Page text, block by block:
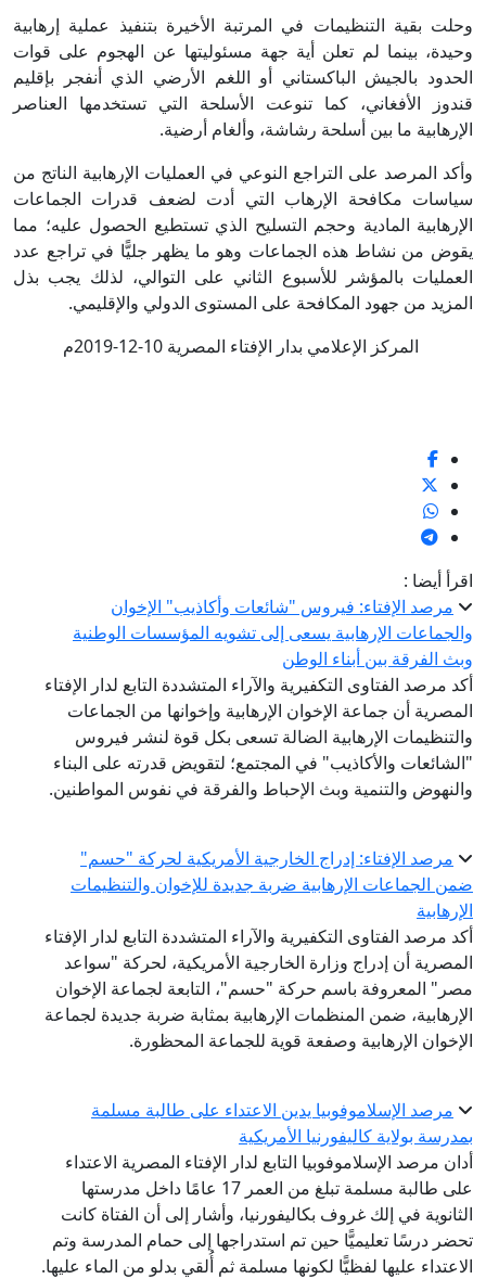
وحلت بقية التنظيمات في المرتبة الأخيرة بتنفيذ عملية إرهابية
وحيدة، بينما لم تعلن أية جهة مسئوليتها عن الهجوم على قوات
الحدود بالجيش الباكستاني أو اللغم الأرضي الذي أنفجر بإقليم
قندوز الأفغاني، كما تنوعت الأسلحة التي تستخدمها العناصر
الإرهابية ما بين أسلحة رشاشة، وألغام أرضية.
وأكد المرصد على التراجع النوعي في العمليات الإرهابية الناتج من
سياسات مكافحة الإرهاب التي أدت لضعف قدرات الجماعات
الإرهابية المادية وحجم التسليح الذي تستطيع الحصول عليه؛ مما
يقوض من نشاط هذه الجماعات وهو ما يظهر جليًّا في تراجع عدد
العمليات بالمؤشر للأسبوع الثاني على التوالي، لذلك يجب بذل
المزيد من جهود المكافحة على المستوى الدولي والإقليمي.
المركز الإعلامي بدار الإفتاء المصرية 10-12-2019م
اقرأ أيضا :
مرصد الإفتاء: فيروس "شائعات وأكاذيب" الإخوان
والجماعات الإرهابية يسعى إلى تشويه المؤسسات الوطنية
وبث الفرقة بين أبناء الوطن
أكد مرصد الفتاوى التكفيرية والآراء المتشددة التابع لدار الإفتاء
المصرية أن جماعة الإخوان الإرهابية وإخوانها من الجماعات
والتنظيمات الإرهابية الضالة تسعى بكل قوة لنشر فيروس
"الشائعات والأكاذيب" في المجتمع؛ لتقويض قدرته على البناء
والنهوض والتنمية وبث الإحباط والفرقة في نفوس المواطنين.
مرصد الإفتاء: إدراج الخارجية الأمريكية لحركة "حسم"
ضمن الجماعات الإرهابية ضربة جديدة للإخوان والتنظيمات
الإرهابية
أكد مرصد الفتاوى التكفيرية والآراء المتشددة التابع لدار الإفتاء
المصرية أن إدراج وزارة الخارجية الأمريكية، لحركة "سواعد
مصر" المعروفة باسم حركة "حسم"، التابعة لجماعة الإخوان
الإرهابية، ضمن المنظمات الإرهابية بمثابة ضربة جديدة لجماعة
الإخوان الإرهابية وصفعة قوية للجماعة المحظورة.
مرصد الإسلاموفوبيا يدين الاعتداء على طالبة مسلمة
بمدرسة بولاية كاليفورنيا الأمريكية
أدان مرصد الإسلاموفوبيا التابع لدار الإفتاء المصرية الاعتداء
على طالبة مسلمة تبلغ من العمر 17 عامًا داخل مدرستها
الثانوية في إلك غروف بكاليفورنيا، وأشار إلى أن الفتاة كانت
تحضر درسًا تعليميًّا حين تم استدراجها إلى حمام المدرسة وتم
الاعتداء عليها لفظيًّا لكونها مسلمة ثم أُلقي بدلو من الماء عليها.